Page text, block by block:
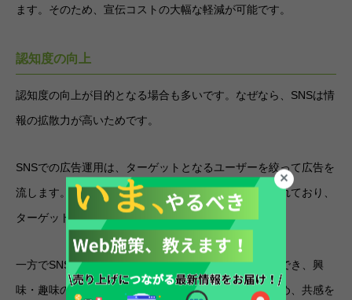
ます。そのため、宣伝コストの大幅な軽減が可能です。
認知度の向上
認知度の向上が目的となる場合も多いです。なぜなら、SNSは情
報の拡散力が高いためです。
SNSでの広告運用は、ターゲットとなるユーザーを絞って広告を
流します。そのため、自社の広告を目にする人は限られており、
ターゲット層にしかアピールできません。
一方でSNS運用は不特定多数の人に見てもらうことができ、興
味・趣味の近いユーザー同士でシェアしてもらえるため、共感を